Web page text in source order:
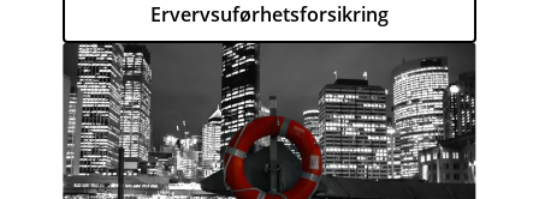
Ervervsuførhetsforsikring